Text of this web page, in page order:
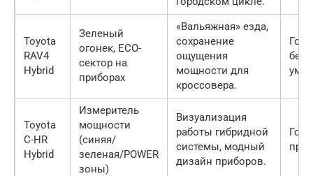
Toyota
RAV4
Hybrid
Зеленый
огонек, ECO-
сектор на
приборах
«Вальяжная» езда,
сохранение
ощущения
мощности для
кроссовера.
Toyota
C-HR
Hybrid
Измеритель
мощности
(синяя/
зеленая/POWER
зоны)
Визуализация
работы гибридной
системы, модный
дизайн приборов.